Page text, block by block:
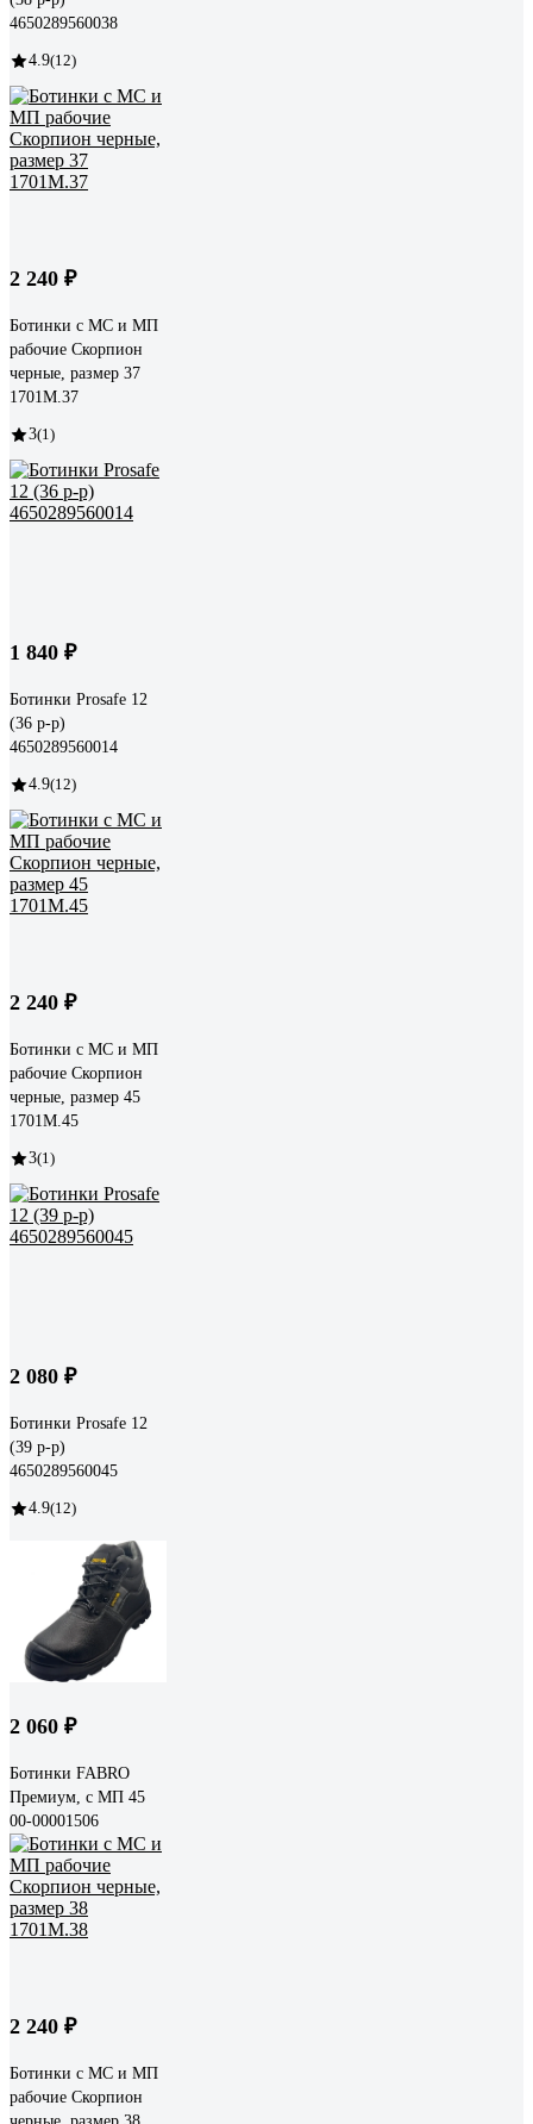
4650289560038
4.9(12)
2 240 ₽
Ботинки с МС и МП
рабочие Скорпион
черные, размер 37
1701М.37
3(1)
1 840 ₽
Ботинки Prosafe 12
(36 р-р)
4650289560014
4.9(12)
2 240 ₽
Ботинки с МС и МП
рабочие Скорпион
черные, размер 45
1701М.45
3(1)
2 080 ₽
Ботинки Prosafe 12
(39 р-р)
4650289560045
4.9(12)
2 060 ₽
Ботинки FABRO
Премиум, с МП 45
00-00001506
2 240 ₽
Ботинки с МС и МП
рабочие Скорпион